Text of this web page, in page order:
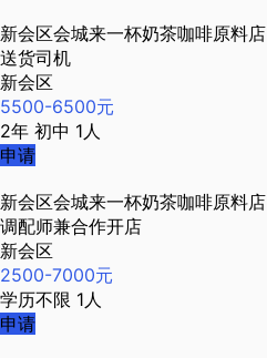
新会区会城来一杯奶茶咖啡原料店
送货司机
新会区
5500-6500元
2年 初中 1人
申请
新会区会城来一杯奶茶咖啡原料店
调配师兼合作开店
新会区
2500-7000元
学历不限 1人
申请